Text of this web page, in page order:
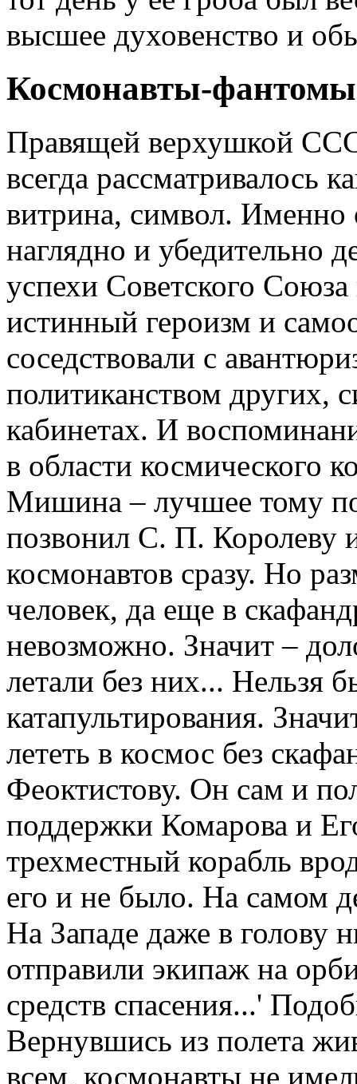
высшее духовенство и
Космонавты-фантомы
Правящей верхушкой
всегда рассматривалось
витрина, символ. Именно
наглядно и убедительно
успехи Советского
истинный героизм и
соседствовали с
политиканством других,
кабинетах. И
в области космического
Мишина – лучшее тому
позвонил С. П. Королеву
космонавтов сразу. Но
человек, да еще в
невозможно. Значит –
летали без них... Нельзя
катапультирования.
лететь в космос без
Феоктистову. Он сам и
поддержки Комарова и
трехместный корабль
его и не было. На самом
На Западе даже в голову
отправили экипаж на
средств спасения...'
Вернувшись из полета
всем, космонавты не